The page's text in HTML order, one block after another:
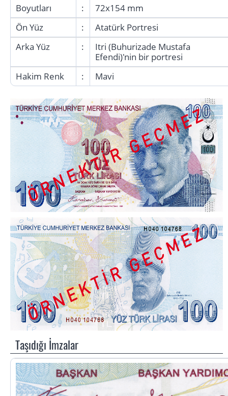
Boyutları
:
72x154 mm
Ön Yüz
:
Atatürk Portresi
Arka Yüz
:
Itri (Buhurizade Mustafa
Efendi)'nin bir portresi
Hakim Renk
: Mavi
Taşıdığı İmzalar